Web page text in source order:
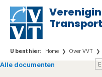
Transport
Home Over VVT
Alle documenten